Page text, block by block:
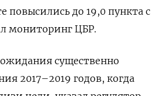
повысились до 19,0 пункта с
мониторинг ЦБР.
существенно
2017–2019 годов, когда